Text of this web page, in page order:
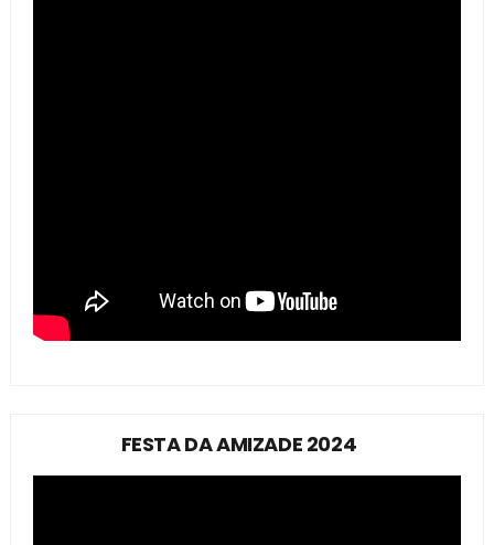
FESTA DA AMIZADE 2024